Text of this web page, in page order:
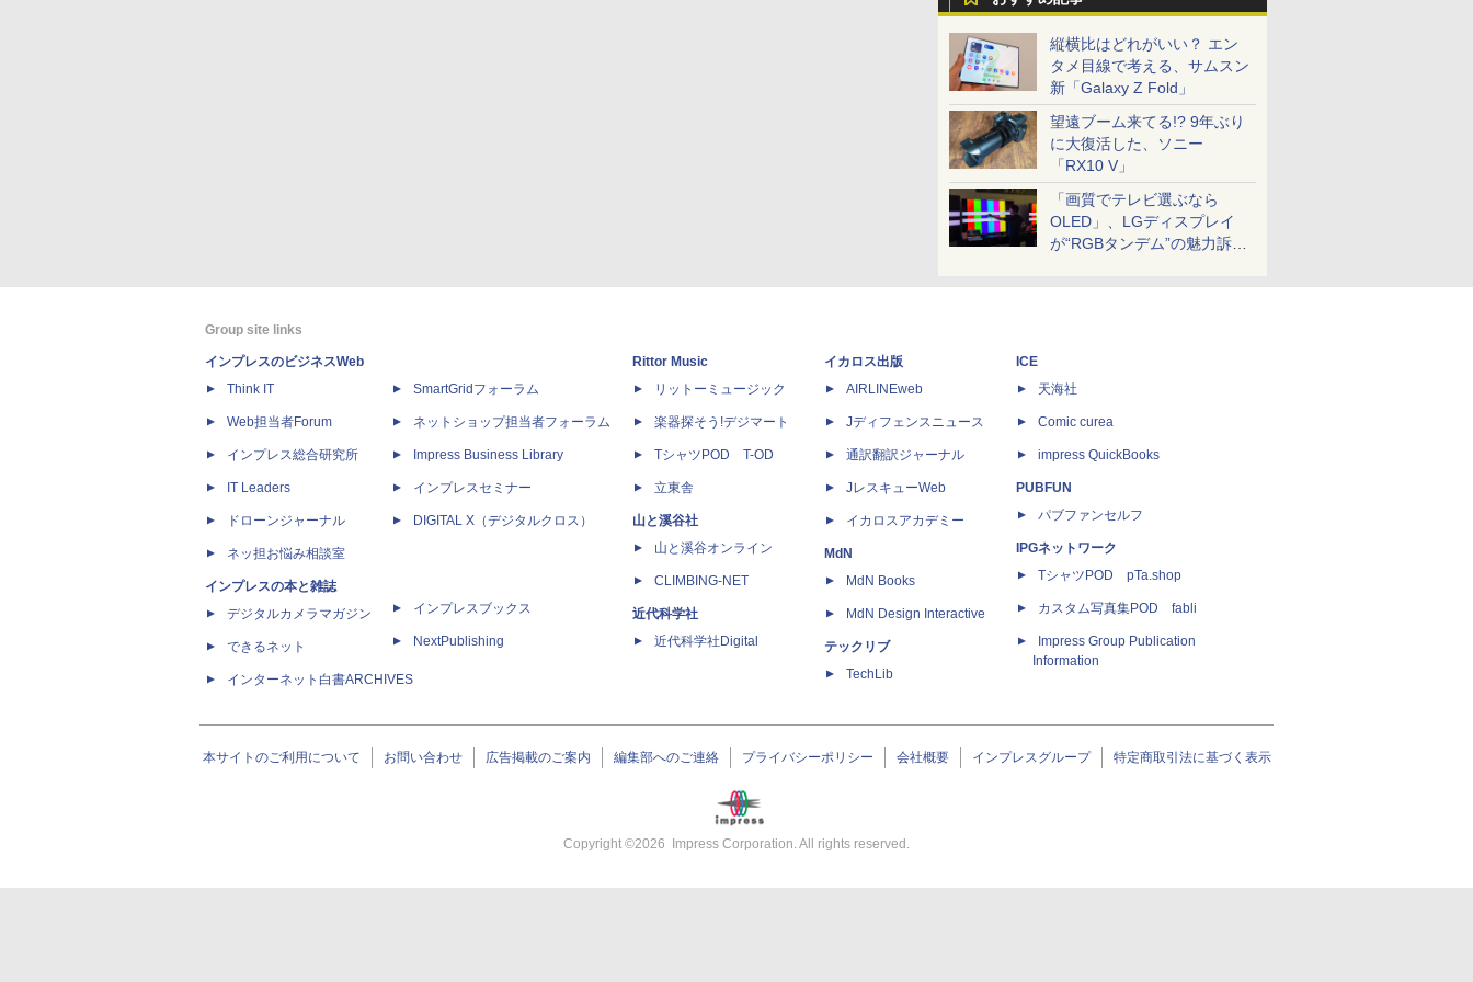
縦横比はどれがいい？ エン
タメ目線で考える、サムスン
新「Galaxy Z Fold」
望遠ブーム来てる!? 9年ぶり
に大復活した、ソニー
「RX10 V」
「画質でテレビ選ぶなら
OLED」、LGディスプレイ
が“RGBタンデム”の魅力訴
Group site links
インプレスのビジネスWeb
Think IT
Web担当者Forum
インプレス総合研究所
IT Leaders
ドローンジャーナル
ネッ担お悩み相談室
インプレスの本と雑誌
デジタルカメラマガジン
できるネット
インターネット白書ARCHIVES
SmartGridフォーラム
ネットショップ担当者フォーラム
Impress Business Library
インプレスセミナー
DIGITAL X（デジタルクロス）
インプレスブックス
NextPublishing
Rittor Music
リットーミュージック
楽器探そう!デジマート
TシャツPOD T-OD
立東舎
山と溪谷社
山と溪谷オンライン
CLIMBING-NET
近代科学社
近代科学社Digital
イカロス出版
AIRLINEweb
Jディフェンスニュース
通訳翻訳ジャーナル
JレスキューWeb
イカロスアカデミー
MdN
MdN Books
MdN Design Interactive
テックリブ
TechLib
ICE
天海社
Comic curea
impress QuickBooks
PUBFUN
パブファンセルフ
IPGネットワーク
TシャツPOD pTa.shop
カスタム写真集POD fabli
Impress Group Publication
Information
本サイトのご利用について お問い合わせ 広告掲載のご案内 編集部へのご連絡 プライバシーポリシー 会社概要 インプレスグループ 特定商取引法に基づく表示
Copyright ©2026 Impress Corporation. All rights reserved.